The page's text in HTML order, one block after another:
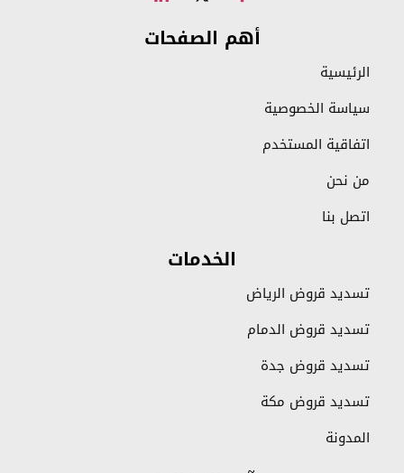
أهم الصفحات
الرئيسية
سياسة الخصوصية
اتفاقية المستخدم
من نحن
اتصل بنا
الخدمات
تسديد قروض الرياض
تسديد قروض الدمام
تسديد قروض جدة
تسديد قروض مكة
المدونة